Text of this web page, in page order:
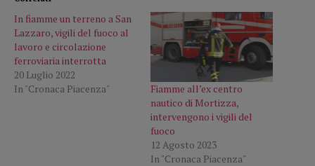
In fiamme un terreno a San
Lazzaro, vigili del fuoco al
lavoro e circolazione
ferroviaria interrotta
20 Luglio 2022
In "Cronaca Piacenza"
Fiamme all’ex centro
nautico di Mortizza,
intervengono i vigili del
fuoco
12 Agosto 2023
In "Cronaca Piacenza"